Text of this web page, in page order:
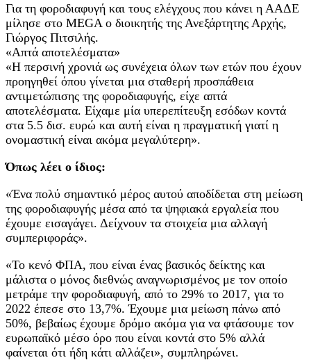
Για τη φοροδιαφυγή και τους ελέγχους που κάνει η ΑΑΔΕ
μίλησε στο MEGA ο διοικητής της Ανεξάρτητης Αρχής,
Γιώργος Πιτσιλής.
«Απτά αποτελέσματα»
«Η περσινή χρονιά ως συνέχεια όλων των ετών που έχουν
προηγηθεί όπου γίνεται μια σταθερή προσπάθεια
αντιμετώπισης της φοροδιαφυγής, είχε απτά
αποτελέσματα. Είχαμε μία υπερεπίτευξη εσόδων κοντά
στα 5.5 δισ. ευρώ και αυτή είναι η πραγματική γιατί η
ονομαστική είναι ακόμα μεγαλύτερη».
Όπως λέει ο ίδιος:
«Ένα πολύ σημαντικό μέρος αυτού αποδίδεται στη μείωση
της φοροδιαφυγής μέσα από τα ψηφιακά εργαλεία που
έχουμε εισαγάγει. Δείχνουν τα στοιχεία μια αλλαγή
συμπεριφοράς».
«Το κενό ΦΠΑ, που είναι ένας βασικός δείκτης και
μάλιστα ο μόνος διεθνώς αναγνωρισμένος με τον οποίο
μετράμε την φοροδιαφυγή, από το 29% το 2017, για το
2022 έπεσε στο 13,7%. Έχουμε μια μείωση πάνω από
50%, βεβαίως έχουμε δρόμο ακόμα για να φτάσουμε τον
ευρωπαϊκό μέσο όρο που είναι κοντά στο 5% αλλά
φαίνεται ότι ήδη κάτι αλλάζει», συμπληρώνει.